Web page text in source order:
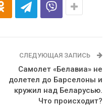
СЛЕДУЮЩАЯ ЗАПИСЬ
Самолет «Белавиа» не
долетел до Барселоны и
кружил над Беларусью.
Что происходит?